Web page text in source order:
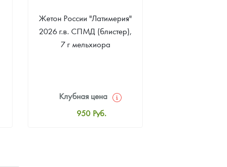
Жетон России "Латимерия"
2026 г.в. СПМД (блистер),
7 г мельхиора
Клубная цена
950 Руб.